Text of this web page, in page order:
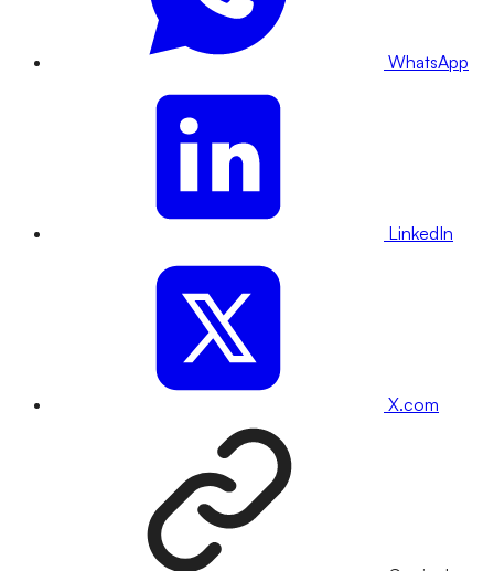
WhatsApp
LinkedIn
X.com